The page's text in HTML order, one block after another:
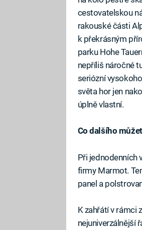
cestovatelskou
rakouské části
k překrásným
parku Hohe
nepříliš náročné
seriózní
světa hor jen
úplně vlastní.
Co dalšího
Při jednodenních
firmy Marmot.
panel a
K zahřátí v rámci
nejuniverzálnější